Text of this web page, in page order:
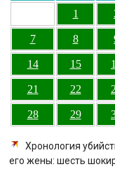
1
7 8
14 15
21 22
28 29
Хронология
его жены: шесть